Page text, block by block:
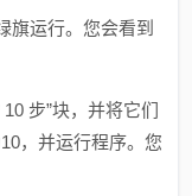
旗运行。您会看到
步”块，并将它们
，并运行程序。您